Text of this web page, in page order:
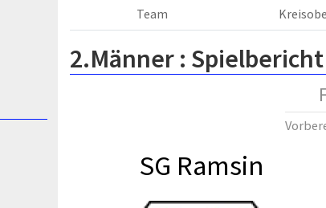
Team
2.Männer : Spielbericht
SG Ramsin